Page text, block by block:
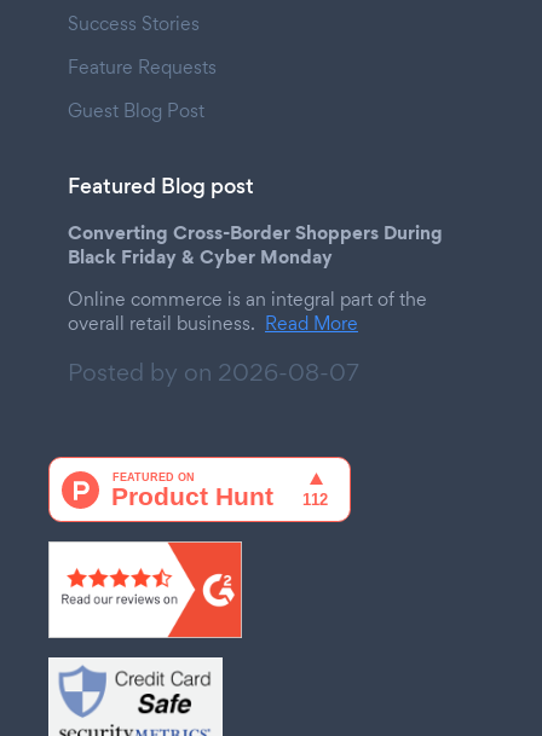
Success Stories
Feature Requests
Guest Blog Post
Featured Blog post
Converting Cross-Border Shoppers During
Black Friday & Cyber Monday
Online commerce is an integral part of the
overall retail business. Read More
Posted by on 2026-08-07